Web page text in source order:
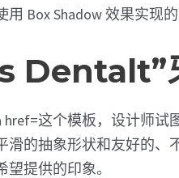
Box Shadow 效果实现的
Dentalt”
这个模板，设计师试
滑的抽象形状和友好的、
提供的印象。